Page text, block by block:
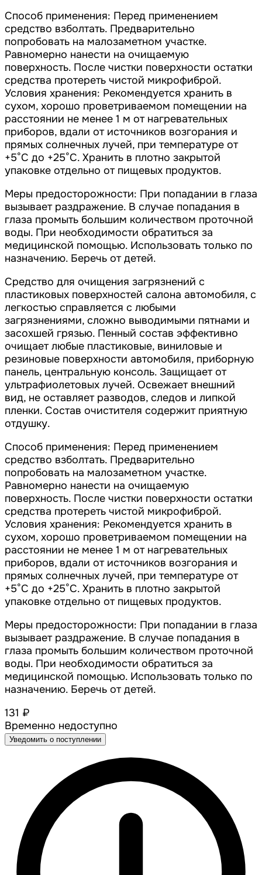
Способ применения: Перед применением
средство взболтать. Предварительно
попробовать на малозаметном участке.
Равномерно нанести на очищаемую
поверхность. После чистки поверхности остатки
средства протереть чистой микрофиброй.
Условия хранения: Рекомендуется хранить в
сухом, хорошо проветриваемом помещении на
расстоянии не менее 1 м от нагревательных
приборов, вдали от источников возгорания и
прямых солнечных лучей, при температуре от
+5°С до +25°С. Хранить в плотно закрытой
упаковке отдельно от пищевых продуктов.
Меры предосторожности: При попадании в глаза
вызывает раздражение. В случае попадания в
глаза промыть большим количеством проточной
воды. При необходимости обратиться за
медицинской помощью. Использовать только по
назначению. Беречь от детей.
Средство для очищения загрязнений с
пластиковых поверхностей салона автомобиля, с
легкостью справляется с любыми
загрязнениями, сложно выводимыми пятнами и
засохшей грязью. Пенный состав эффективно
очищает любые пластиковые, виниловые и
резиновые поверхности автомобиля, приборную
панель, центральную консоль. Защищает от
ультрафиолетовых лучей. Освежает внешний
вид, не оставляет разводов, следов и липкой
пленки. Состав очистителя содержит приятную
отдушку.
Способ применения: Перед применением
средство взболтать. Предварительно
попробовать на малозаметном участке.
Равномерно нанести на очищаемую
поверхность. После чистки поверхности остатки
средства протереть чистой микрофиброй.
Условия хранения: Рекомендуется хранить в
сухом, хорошо проветриваемом помещении на
расстоянии не менее 1 м от нагревательных
приборов, вдали от источников возгорания и
прямых солнечных лучей, при температуре от
+5°С до +25°С. Хранить в плотно закрытой
упаковке отдельно от пищевых продуктов.
Меры предосторожности: При попадании в глаза
вызывает раздражение. В случае попадания в
глаза промыть большим количеством проточной
воды. При необходимости обратиться за
медицинской помощью. Использовать только по
назначению. Беречь от детей.
131 ₽
Временно недоступно
Уведомить о поступлении